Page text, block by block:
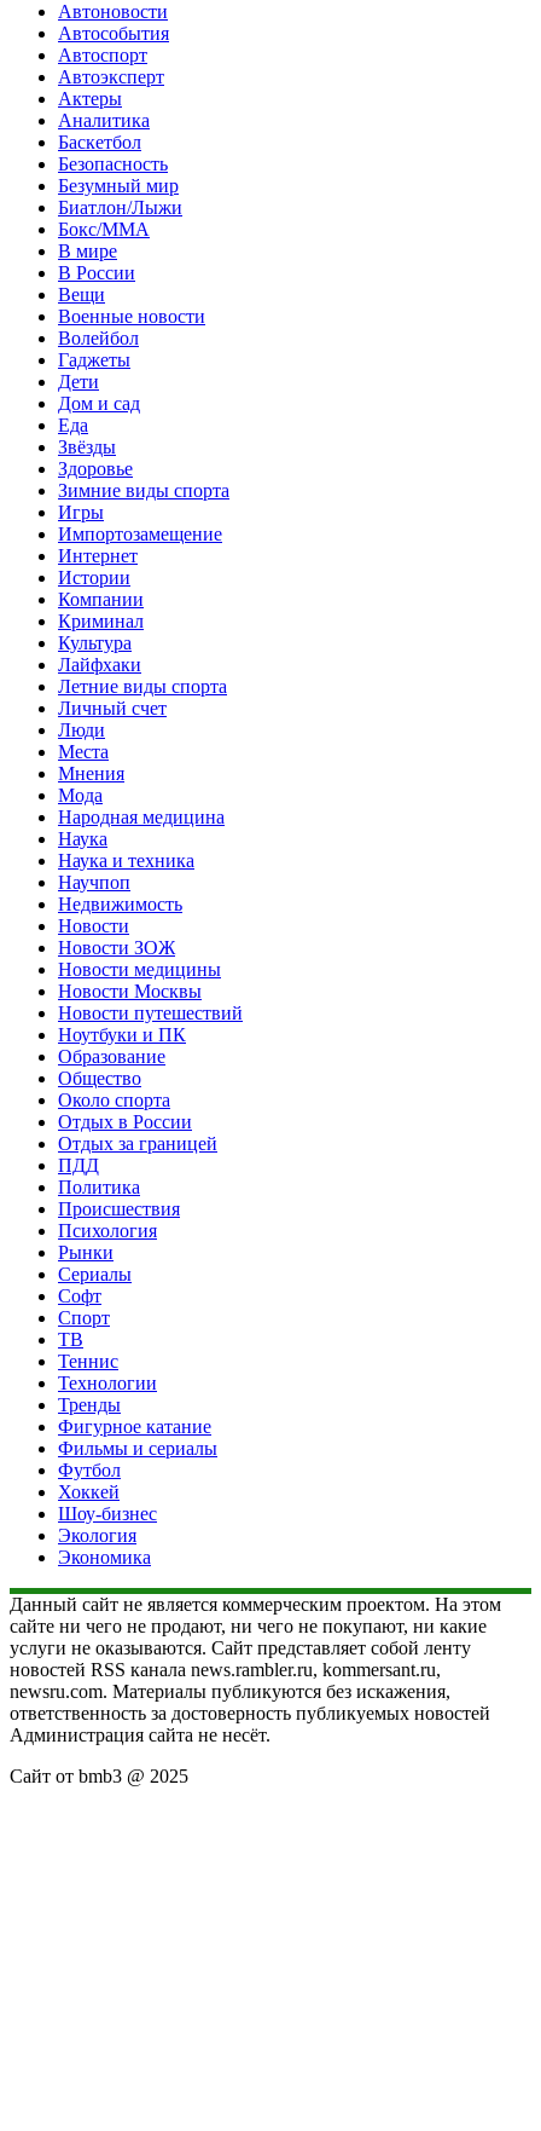
Автоновости
Автособытия
Автоспорт
Автоэксперт
Актеры
Аналитика
Баскетбол
Безопасность
Безумный мир
Биатлон/Лыжи
Бокс/MMA
В мире
В России
Вещи
Военные новости
Волейбол
Гаджеты
Дети
Дом и сад
Еда
Звёзды
Здоровье
Зимние виды спорта
Игры
Импортозамещение
Интернет
Истории
Компании
Криминал
Культура
Лайфхаки
Летние виды спорта
Личный счет
Люди
Места
Мнения
Мода
Народная медицина
Наука
Наука и техника
Научпоп
Недвижимость
Новости
Новости ЗОЖ
Новости медицины
Новости Москвы
Новости путешествий
Ноутбуки и ПК
Образование
Общество
Около спорта
Отдых в России
Отдых за границей
ПДД
Политика
Происшествия
Психология
Рынки
Сериалы
Софт
Спорт
ТВ
Теннис
Технологии
Тренды
Фигурное катание
Фильмы и сериалы
Футбол
Хоккей
Шоу-бизнес
Экология
Экономика
Данный сайт не является коммерческим проектом. На этом
сайте ни чего не продают, ни чего не покупают, ни какие
услуги не оказываются. Сайт представляет собой ленту
новостей RSS канала news.rambler.ru, kommersant.ru,
newsru.com. Материалы публикуются без искажения,
ответственность за достоверность публикуемых новостей
Администрация сайта не несёт.
Сайт от bmb3 @ 2025